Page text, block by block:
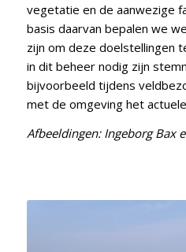
vegetatie en de aanwezige
basis daarvan bepalen we
zijn om deze doelstellingen
in dit beheer nodig zijn
bijvoorbeeld tijdens
met de omgeving het
Afbeeldingen: Ingeborg Bax